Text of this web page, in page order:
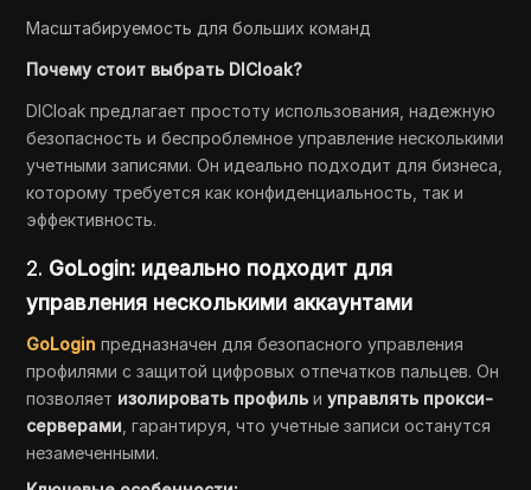
Масштабируемость для больших команд
Почему стоит выбрать DICloak?
DICloak предлагает простоту использования, надежную
безопасность и беспроблемное управление несколькими
учетными записями. Он идеально подходит для бизнеса,
которому требуется как конфиденциальность, так и
эффективность.
2. GoLogin: идеально подходит для
управления несколькими аккаунтами
GoLogin предназначен для безопасного управления
профилями с защитой цифровых отпечатков пальцев. Он
позволяет изолировать профиль иуправлять прокси-
серверами , гарантируя, что учетные записи останутся
незамеченными.